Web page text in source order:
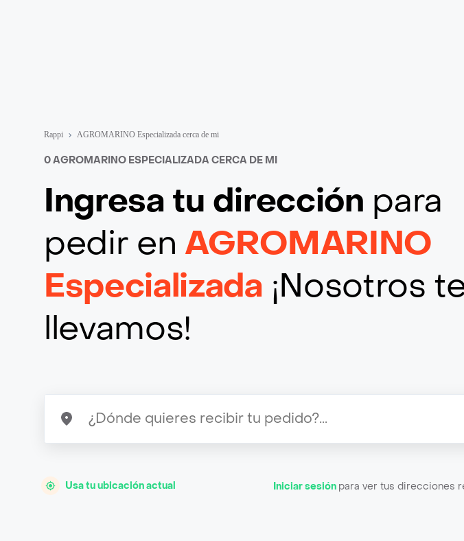
Rappi AGROMARINO Especializada cerca de mi
0 AGROMARINO ESPECIALIZADA CERCA DE MI
Ingresa tu dirección para
pedir en AGROMARINO
Especializada ¡Nosotros
llevamos!
Usa tu ubicación actual Iniciar sesión para ver tus direcciones